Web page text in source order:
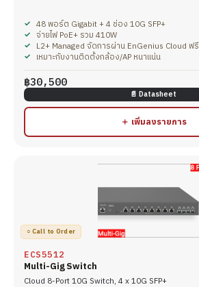
48 พอร์ต Gigabit + 4 ช่อง 10G SFP+
จ่ายไฟ PoE+ รวม 410W
L2+ Managed จัดการผ่าน EnGenius Cloud ฟรี
เหมาะกับงานติดตั้งกล้อง/AP หนาแน่น
฿30,500
📄 Datasheet
＋ เพิ่มลงรายการ
○ Call to Order
ECS5512
Multi-Gig Switch
Cloud 8-Port 10G Switch, 4 x 10G SFP+